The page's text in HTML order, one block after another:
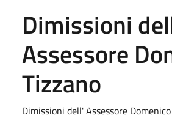
Dimissioni
Assessore
Tizzano
Dimissioni dell' Assessore